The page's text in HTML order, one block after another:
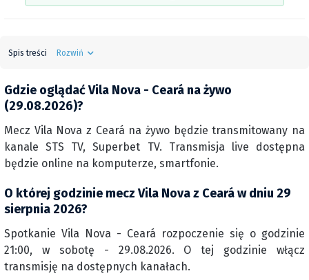
Spis treści Rozwiń
Gdzie oglądać Vila Nova - Ceará na żywo
(29.08.2026)?
Mecz Vila Nova z Ceará na żywo będzie transmitowany na
kanale STS TV, Superbet TV. Transmisja live dostępna
będzie online na komputerze, smartfonie.
O której godzinie mecz Vila Nova z Ceará w dniu 29
sierpnia 2026?
Spotkanie Vila Nova - Ceará rozpoczenie się o godzinie
21:00, w sobotę - 29.08.2026. O tej godzinie włącz
transmisję na dostępnych kanałach.